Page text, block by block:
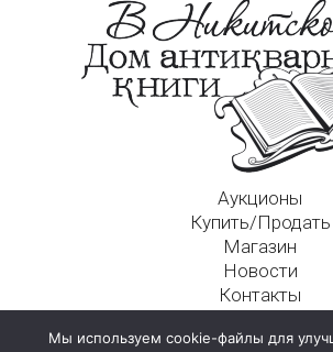
Аукционы
Купить/Продать
Магазин
Новости
Контакты
125009, г. Москва, Никитский пер.,
Мы используем cookie-файлы для